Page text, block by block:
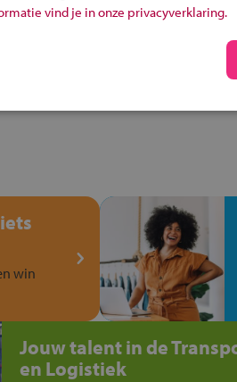
een middelbare school.
win
Jouw talent in de
en Logistiek
vind je in onze privacyverklaring.